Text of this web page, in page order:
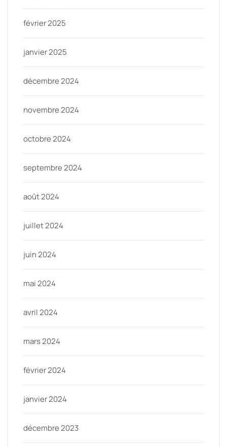
février 2025
janvier 2025
décembre 2024
novembre 2024
octobre 2024
septembre 2024
août 2024
juillet 2024
juin 2024
mai 2024
avril 2024
mars 2024
février 2024
janvier 2024
décembre 2023